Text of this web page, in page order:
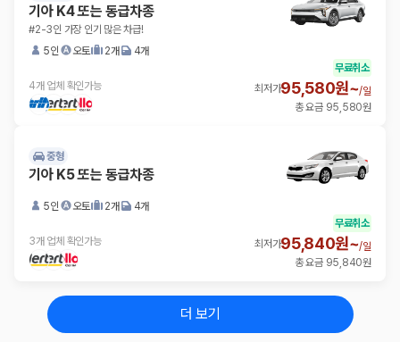
기아 K4 또는 동급차종
#2-3인 가장 인기 많은 차급!
5인
오토 2개 4개
4개 업체 확인가능
무료취소
최저가95,580원~/일
총 요금 95,580원
중형
기아 K5 또는 동급차종
5인 오토 2개 4개
3개 업체 확인가능
무료취소
최저가95,840원~/일
총 요금 95,840원
더 보기